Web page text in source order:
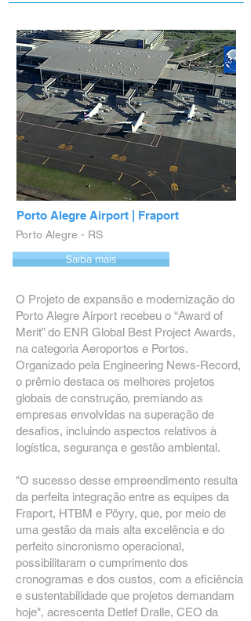
Porto Alegre Airport | Fraport
Porto Alegre - RS
Saiba mais
O Projeto de expansão e modernização do
Porto Alegre Airport recebeu o “Award of
Merit” do ENR Global Best Project Awards,
na categoria Aeroportos e Portos.
Organizado pela Engineering News-Record,
o prêmio destaca os melhores projetos
globais de construção, premiando as
empresas envolvidas na superação de
desafios, incluindo aspectos relativos à
logística, segurança e gestão ambiental.
"O sucesso desse empreendimento resulta
da perfeita integração entre as equipes da
Fraport, HTBM e Pöyry, que, por meio de
uma gestão da mais alta excelência e do
perfeito sincronismo operacional,
possibilitaram o cumprimento dos
cronogramas e dos custos, com a eficiência
e sustentabilidade que projetos demandam
hoje", acrescenta Detlef Dralle, CEO da